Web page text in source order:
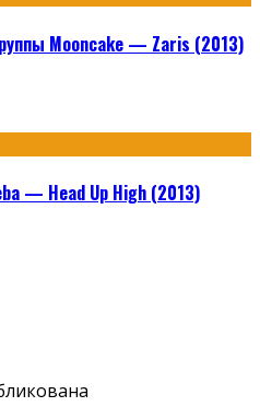
Mooncake — Zaris (2013)
— Head Up High (2013)